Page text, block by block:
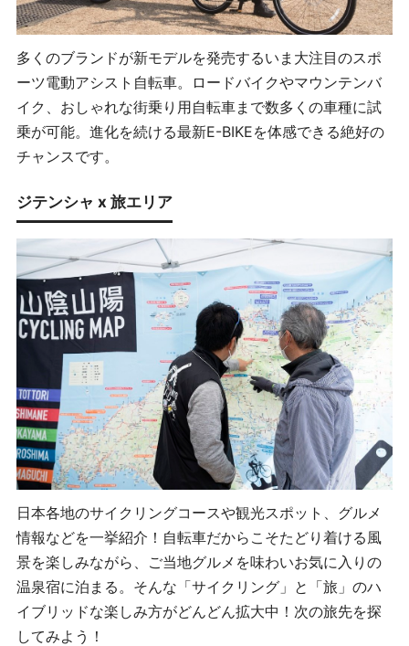
多くのブランドが新モデルを発売するいま大注目のスポ
ーツ電動アシスト自転車。ロードバイクやマウンテンバ
イク、おしゃれな街乗り用自転車まで数多くの車種に試
乗が可能。進化を続ける最新E-BIKEを体感できる絶好の
チャンスです。
ジテンシャ x 旅エリア
日本各地のサイクリングコースや観光スポット、グルメ
情報などを一挙紹介！自転車だからこそたどり着ける風
景を楽しみながら、ご当地グルメを味わいお気に入りの
温泉宿に泊まる。そんな「サイクリング」と「旅」のハ
イブリッドな楽しみ方がどんどん拡大中！次の旅先を探
してみよう！